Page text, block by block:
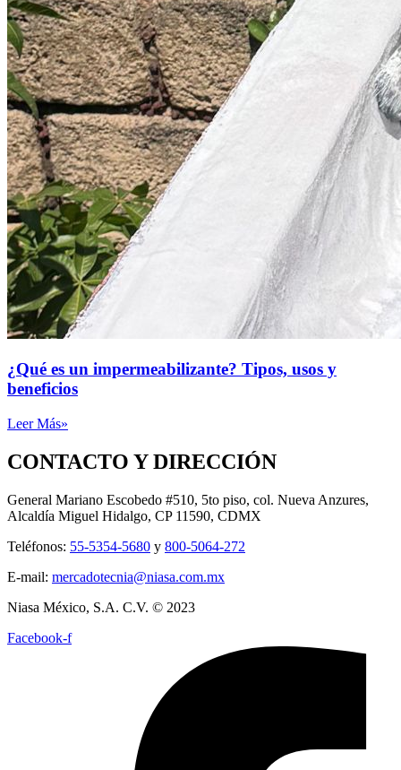
¿Qué es un impermeabilizante? Tipos, usos y
beneficios
Leer Más»
CONTACTO Y DIRECCIÓN
General Mariano Escobedo #510, 5to piso, col. Nueva Anzures,
Alcaldía Miguel Hidalgo, CP 11590, CDMX
Teléfonos: 55-5354-5680 y 800-5064-272
E-mail: mercadotecnia@niasa.com.mx
Niasa México, S.A. C.V. © 2023
Facebook-f